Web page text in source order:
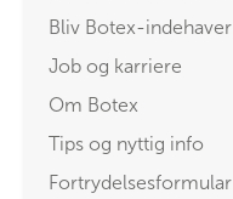
Bliv Botex-indehaver
Job og karriere
Om Botex
Tips og nyttig info
Fortrydelsesformular